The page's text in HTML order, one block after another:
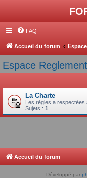
FAQ
Accueil du forum
Espace Reglement
La Charte
Les règles a respectées
Sujets : 1
Accueil du forum
Développé par